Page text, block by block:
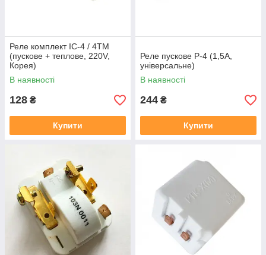
Реле комплект IC-4 / 4TM
(пускове + теплове, 220V,
Корея)
В наявності
128 ₴
Купити
Реле пускове Р-4 (1,5А,
універсальне)
В наявності
244 ₴
Купити